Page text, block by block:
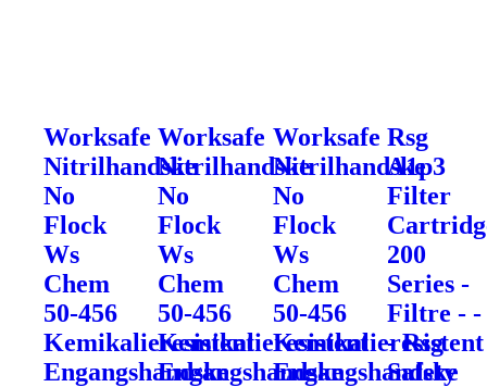
Worksafe
Nitrilhandske
No
Flock
Ws
Chem
50-456
Kemikalieresistent
Engangshandske
Worksafe
Nitrilhandske
No
Flock
Ws
Chem
50-456
Kemikalieresistent
Engangshandske
Worksafe
Nitrilhandske
No
Flock
Ws
Chem
50-456
Kemikalieresistent
Engangshandske
Rsg
A1p3
Filter
200
Series -
Filtre - -
- Rsg
Safety